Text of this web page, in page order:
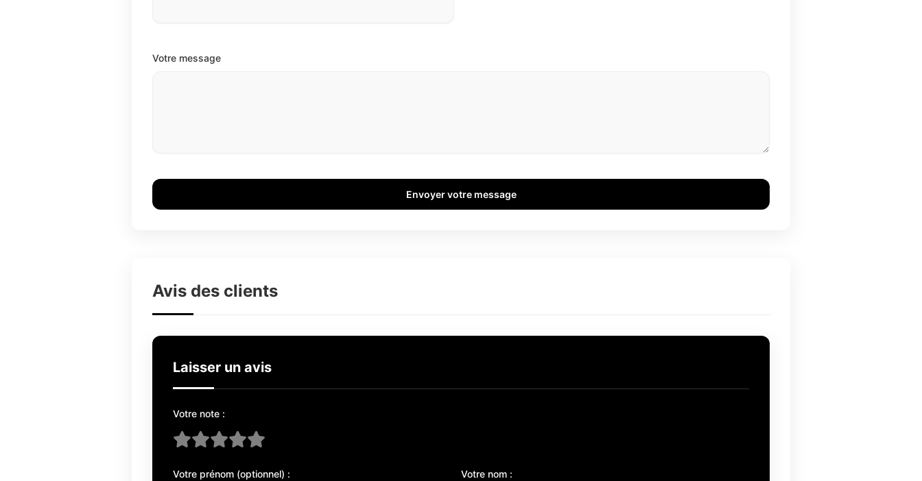
Votre message
Envoyer votre message
Avis des clients
Laisser un avis
Votre note :
Votre prénom (optionnel) : Votre nom :